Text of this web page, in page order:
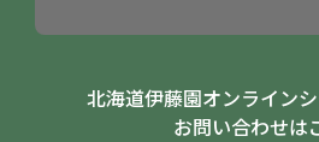
北海道伊藤園オンライン
お問い合わせは